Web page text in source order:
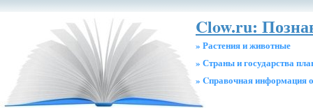
Clow.ru:
» Растения и животные
» Страны и государства
» Cправочная информация